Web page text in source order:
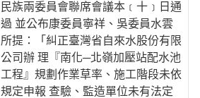
民族兩委員會聯席會議本﹝十﹞日通
過 並公布康委員寧祥、吳委員水雲
所提：「糾正臺灣省自來水股份有限
公司辦 理『南化─北嶺加壓站配水池
工程』規劃作業草率、施工階段未依
規定申報 查驗、監造單位未有法定